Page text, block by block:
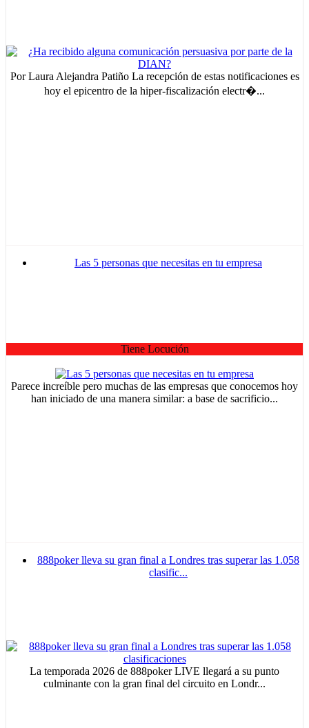
Por Laura Alejandra Patiño La recepción de estas notificaciones es
hoy el epicentro de la hiper-fiscalización electr�...
Las 5 personas que necesitas en tu empresa
Tiene Locución
Parece increíble pero muchas de las empresas que conocemos hoy
han iniciado de una manera similar: a base de sacrificio...
888poker lleva su gran final a Londres tras superar las 1.058
clasific...
La temporada 2026 de 888poker LIVE llegará a su punto
culminante con la gran final del circuito en Londr...